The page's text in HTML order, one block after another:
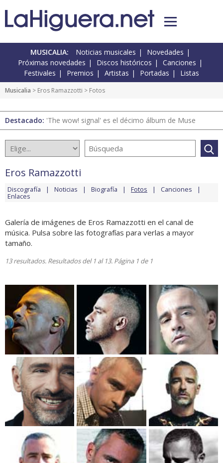
MUSICALIA: Noticias musicales
Novedades
Próximas novedades
Discos históricos
Canciones
Festivales
Premios Artistas Portadas Listas
Musicalia > Eros Ramazzotti > Fotos
Destacado: 'The wow! signal' es el décimo álbum de Muse
Eros Ramazzotti
Discografía Noticias Biografía Fotos Canciones
Enlaces
Galería de imágenes de Eros Ramazzotti en el canal de
música. Pulsa sobre las fotografías para verlas a mayor
tamaño.
13 resultados. Resultados del 1 al 13. Página 1 de 1